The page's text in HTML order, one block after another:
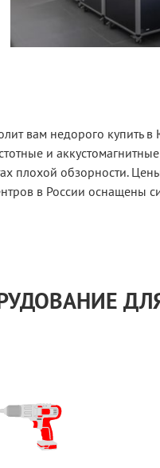
вам недорого купить
и
плохой обзорности.
в России оснащены